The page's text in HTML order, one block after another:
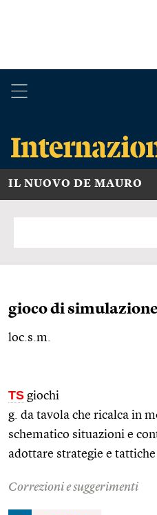
IL NUOVO DE MAURO
gioco di
loc.s.m.
TS giochi
g. da tavola che ricalca in
schematico situazioni e
adottare strategie e
Correzioni e suggerimenti